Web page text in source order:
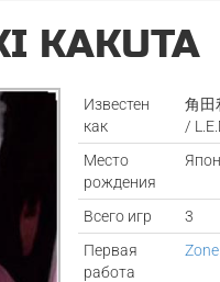
KAKUTA
Известен
как
角田
/
Место
рождения
Всего игр
3
Первая
работа